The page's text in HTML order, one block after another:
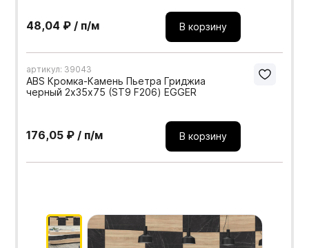
48,04 ₽ / п/м В корзину
артикул: 39043
ABS Кромка-Камень Пьетра Гриджиа
черный 2х35х75 (ST9 F206) EGGER
176,05 ₽ / п/м В корзину